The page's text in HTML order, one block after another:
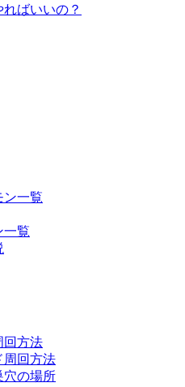
ばいいの？
ン一覧
一覧
回方法
周回方法
穴の場所